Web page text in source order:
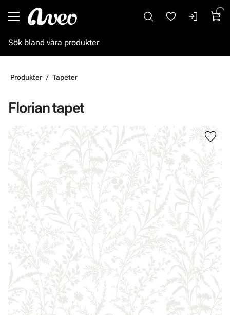
Produkter Tapeter
Florian tapet
Hoppa över bilder